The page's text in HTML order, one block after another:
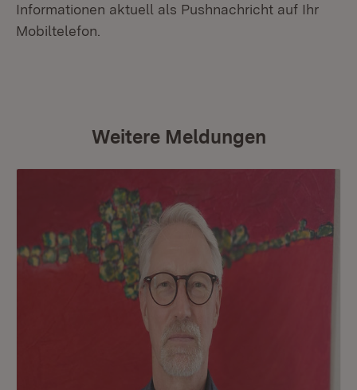
Informationen aktuell als Pushnachricht auf Ihr
Mobiltelefon.
Weitere Meldungen